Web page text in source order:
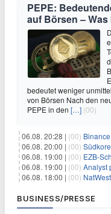
PEPE:
auf Börsen –
bedeutet weniger
von Börsen Nach den
PEPE in den […] (00)
06.08. 20:28 | (00) Binance setzt
06.08. 20:00 | (00) Südkoreas
06.08. 19:00 | (00) EZB-Schock:
06.08. 19:00 | (00) Analyst
06.08. 18:00 | (00) NatWest
BUSINESS/PRESSE